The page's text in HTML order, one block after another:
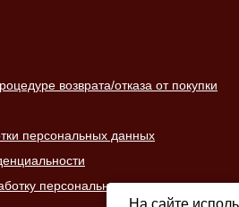
персональных данных
персональных данных
возврата/отказа от покупки
На сайте